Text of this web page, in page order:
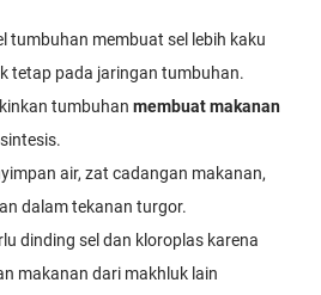
tumbuhan membuat sel lebih kaku
tetap pada jaringan tumbuhan.
tumbuhan membuat makanan
air, zat cadangan makanan,
dalam tekanan turgor.
dinding sel dan kloroplas karena
makanan dari makhluk lain